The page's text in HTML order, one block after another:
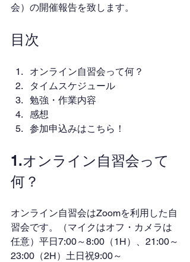
会）の開催報告を致します。
目次
オンライン自習会って何？
タイムスケジュール
勉強・作業内容
感想
参加申込みはこちら！
1.オンライン自習会って
何？
オンライン自習会はZoomを利用した自
習会です。（マイクはオフ・カメラは
任意）平日7:00～8:00（1H）、21:00～
23:00（2H）土日祝9:00～